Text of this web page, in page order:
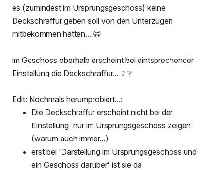
es (zumindest im Ursprungsgeschoss) keine
Deckschraffur geben soll von den Unterzügen
mitbekommen hätten... 😁
im Geschoss oberhalb erscheint bei eintsprechender
Einstellung die Deckschraffur... ❔ ❔
Edit: Nochmals herumprobiert...:
Die Deckschraffur erscheint nicht bei der
Einstellung 'nur im Ursprungsgeschoss zeigen'
(warum auch immer...)
erst bei 'Darstellung im Ursprungsgeschoss und
ein Geschoss darüber' ist sie da